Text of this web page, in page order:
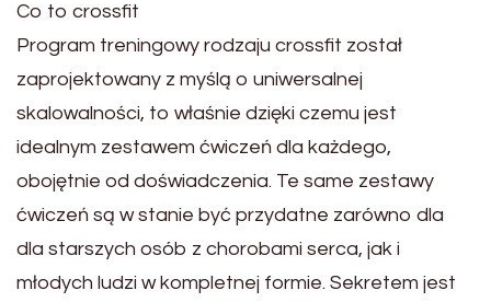
Co to crossfit
Program treningowy rodzaju crossfit został
zaprojektowany z myślą o uniwersalnej
skalowalności, to właśnie dzięki czemu jest
idealnym zestawem ćwiczeń dla każdego,
obojętnie od doświadczenia. Te same zestawy
ćwiczeń są w stanie być przydatne zarówno dla
dla starszych osób z chorobami serca, jak i
młodych ludzi w kompletnej formie. Sekretem jest